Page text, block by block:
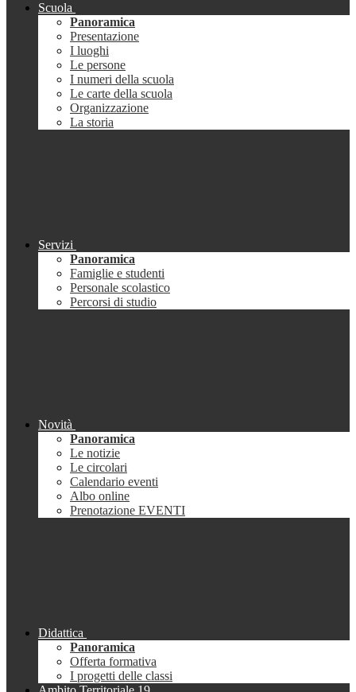
Scuola
Panoramica
Presentazione
I luoghi
Le persone
I numeri della scuola
Le carte della scuola
Organizzazione
La storia
Servizi
Panoramica
Famiglie e studenti
Personale scolastico
Percorsi di studio
Novità
Panoramica
Le notizie
Le circolari
Calendario eventi
Albo online
Prenotazione EVENTI
Didattica
Panoramica
Offerta formativa
I progetti delle classi